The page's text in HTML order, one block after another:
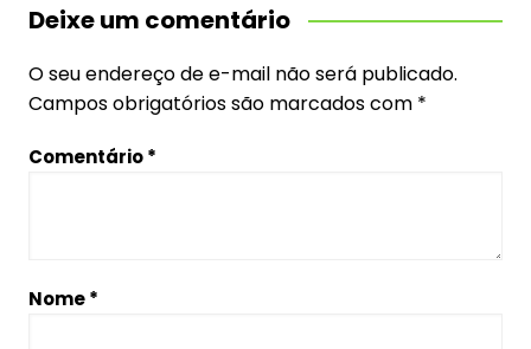
Deixe um comentário
O seu endereço de e-mail não será publicado.
Campos obrigatórios são marcados com *
Comentário*
Nome*